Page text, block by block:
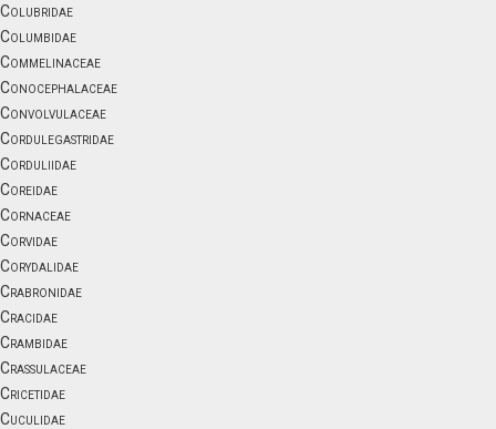
Colubridae
Columbidae
Commelinaceae
Conocephalaceae
Convolvulaceae
Cordulegastridae
Corduliidae
Coreidae
Cornaceae
Corvidae
Corydalidae
Crabronidae
Cracidae
Crambidae
Crassulaceae
Cricetidae
Cuculidae